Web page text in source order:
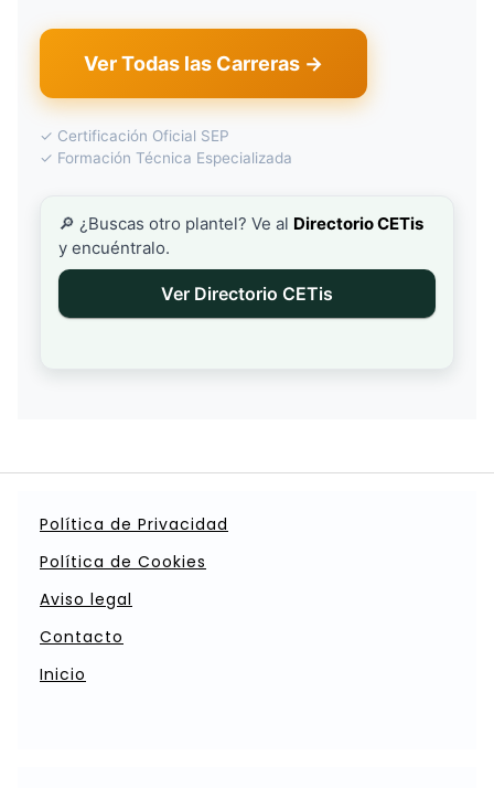
Ver Todas las Carreras →
✓ Certificación Oficial SEP
✓ Formación Técnica Especializada
🔎 ¿Buscas otro plantel? Ve al Directorio CETis
y encuéntralo.
Ver Directorio CETis
Política de Privacidad
Política de Cookies
Aviso legal
Contacto
Inicio